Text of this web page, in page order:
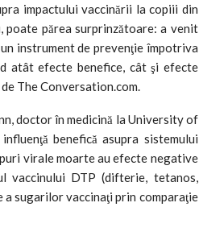
impactului vaccinării la copiii din
poate părea surprinzătoare: a venit
instrument de prevenţie împotriva
atât efecte benefice, cât şi efecte
The Conversation.com.
doctor în medicină la University of
benefică asupra sistemului
virale moarte au efecte negative
vaccinului DTP (difterie, tetanos,
sugarilor vaccinaţi prin comparaţie